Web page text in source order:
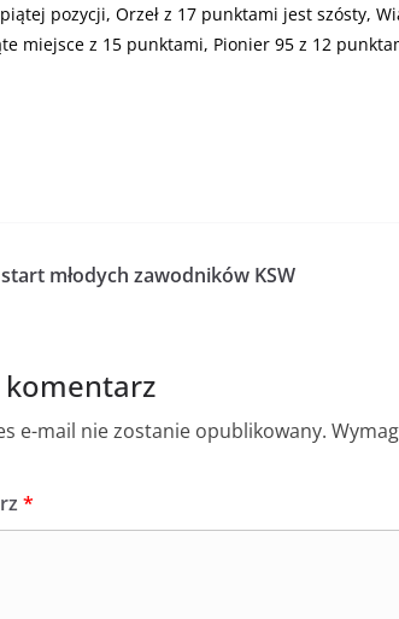
pozycji, Orzeł z 17 punktami jest szósty,
miejsce z 15 punktami, Pionier 95 z 12
młodych zawodników KSW
komentarz
e-mail nie zostanie opublikowany.
*